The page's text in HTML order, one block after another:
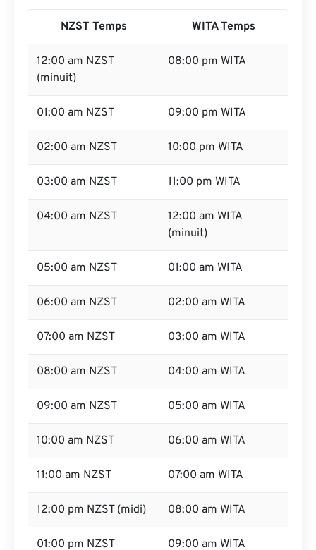
NZST Temps WITA Temps
12:00 am NZST
(minuit)
08:00 pm WITA
01:00 am NZST 09:00 pm WITA
02:00 am NZST 10:00 pm WITA
03:00 am NZST 11:00 pm WITA
04:00 am NZST
12:00 am WITA
(minuit)
05:00 am NZST 01:00 am WITA
06:00 am NZST 02:00 am WITA
07:00 am NZST 03:00 am WITA
08:00 am NZST 04:00 am WITA
09:00 am NZST 05:00 am WITA
10:00 am NZST 06:00 am WITA
11:00 am NZST 07:00 am WITA
12:00 pm NZST (midi) 08:00 am WITA
01:00 pm NZST 09:00 am WITA